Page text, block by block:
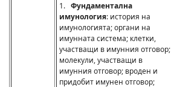
1. Фундаментална
имунология: история на
имунологията; органи на
имунната система; клетки,
участващи в имунния отговор;
молекули, участващи в
имунния отговор; вроден и
придобит имунен отговор;